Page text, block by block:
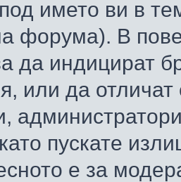
името ви в
форума). В
да индицират
или да
пускате
е за